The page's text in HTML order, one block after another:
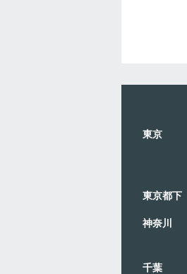
東京
東京都下
神奈川
千葉